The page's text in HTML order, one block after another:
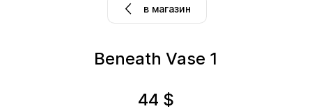
в магазин
Beneath Vase 1
44 $